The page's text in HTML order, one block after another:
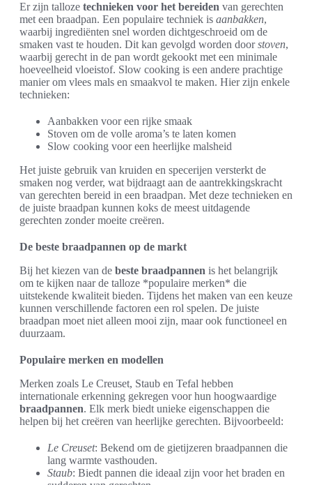
Er zijn talloze technieken voor het bereiden van gerechten
met een braadpan. Een populaire techniek is aanbakken,
waarbij ingrediënten snel worden dichtgeschroeid om de
smaken vast te houden. Dit kan gevolgd worden doorstoven,
waarbij gerecht in de pan wordt gekookt met een minimale
hoeveelheid vloeistof. Slow cooking is een andere prachtige
manier om vlees mals en smaakvol te maken. Hier zijn enkele
technieken:
Aanbakken voor een rijke smaak
Stoven om de volle aroma’s te laten komen
Slow cooking voor een heerlijke malsheid
Het juiste gebruik van kruiden en specerijen versterkt de
smaken nog verder, wat bijdraagt aan de aantrekkingskracht
van gerechten bereid in een braadpan. Met deze technieken en
de juiste braadpan kunnen koks de meest uitdagende
gerechten zonder moeite creëren.
De beste braadpannen op de markt
Bij het kiezen van de beste braadpannen is het belangrijk
om te kijken naar de talloze *populaire merken* die
uitstekende kwaliteit bieden. Tijdens het maken van een keuze
kunnen verschillende factoren een rol spelen. De juiste
braadpan moet niet alleen mooi zijn, maar ook functioneel en
duurzaam.
Populaire merken en modellen
Merken zoals Le Creuset, Staub en Tefal hebben
internationale erkenning gekregen voor hun hoogwaardige
braadpannen. Elk merk biedt unieke eigenschappen die
helpen bij het creëren van heerlijke gerechten. Bijvoorbeeld:
Le Creuset: Bekend om de gietijzeren braadpannen die
lang warmte vasthouden.
Staub: Biedt pannen die ideaal zijn voor het braden en